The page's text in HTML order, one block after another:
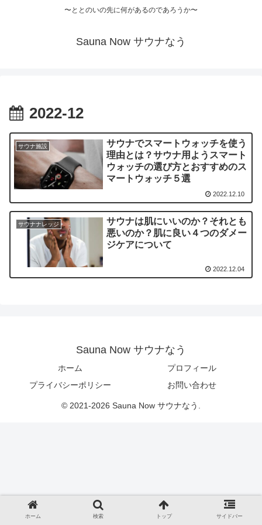
〜ととのいの先に何があるのであろうか〜
Sauna Now サウナなう
2022-12
サウナ施設
サウナでスマートウォッチを使う
理由とは？サウナ用ようスマート
ウォッチの選び方とおすすめのス
マートウォッチ５選
2022.12.10
サウナナレッジ
サウナは肌にいいのか？それとも
悪いのか？肌に良い４つのダメー
ジケアについて
2022.12.04
Sauna Now サウナなう
ホーム
プロフィール
プライバシーポリシー
お問い合わせ
© 2021-2026 Sauna Now サウナなう.
ホーム 検索 トップ サイドバー